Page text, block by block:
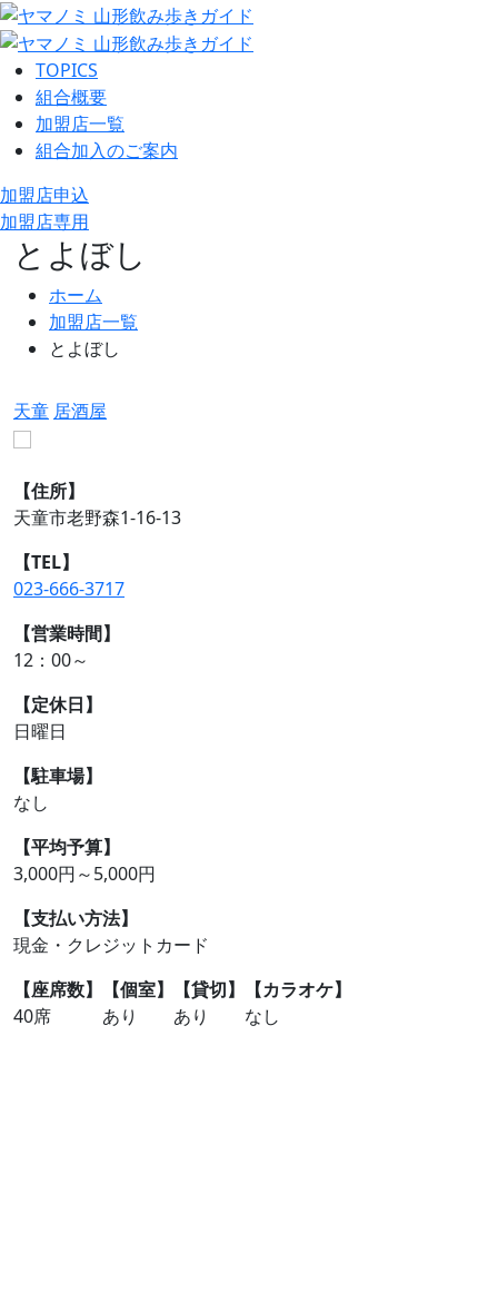
TOPICS
組合概要
加盟店一覧
組合加入のご案内
加盟店申込
加盟店専用
とよぼし
ホーム
加盟店一覧
とよぼし
天童居酒屋
【住所】
天童市老野森1-16-13
【TEL】
023-666-3717
【営業時間】
12：00～
【定休日】
日曜日
【駐車場】
なし
【平均予算】
3,000円～5,000円
【支払い方法】
現金・クレジットカード
【座席数】
40席
【個室】
あり
【貸切】
あり
【カラオケ】
なし